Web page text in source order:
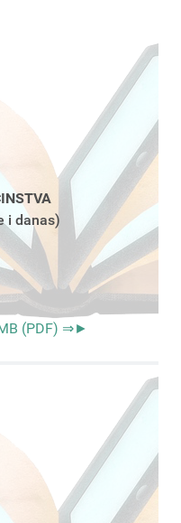
i danas)
(PDF) ⇒►